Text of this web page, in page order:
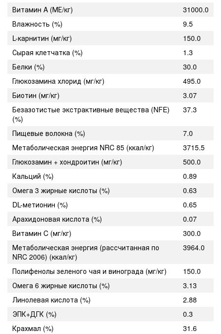
Витамин A (МЕ/кг)
31000.0
Влажность (%)
9.5
L-карнитин (мг/кг)
150.0
Сырая клетчатка (%)
1.3
Белки (%)
30.0
Глюкозаминa хлорид (мг/кг)
495.0
Биотин (мг/кг)
3.07
Безазотистые экстрактивные вещества (NFE)
(%)
37.3
Пищевые волокна (%)
7.0
Метаболическая энергия NRC 85 (ккал/кг)
3715.5
Глюкозамин + хондроитин (мг/кг)
500.0
Кальций (%)
0.89
Омега 3 жирные кислоты (%)
0.63
DL-метионин (%)
0.65
Арахидоновая кислота (%)
0.07
Витамин C (мг/кг)
300.0
Метаболическая энергия (рассчитанная по
NRC 2006) (ккал/кг)
3964.0
Полифенолы зеленого чая и винограда (мг/кг)
150.0
Омега 6 жирные кислоты (%)
3.13
Линолевая кислота (%)
2.88
ЭПК+ДГК (%)
0.3
Крахмал (%)
31.6